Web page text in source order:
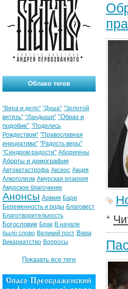
Облако тегов
"Вера и дело" "Душа" "Золотой
витязь" "Ландыши" "Образ и
подобие" "Поделись
Рождеством" "Православная
инициатива" "Радость веры"
"Синдром радости" Аборигены
Аборты и демография
Автокатастрофа Аксиос Акция
Алкоголизм Амурская епархия
Амурское благочиние
Анонсы Армия Бари
Беременность и роды Благовест
Благотворительность
Богословие Брак В начале
было слово Великий пост Вера
Викариатство Вопросы
Показать все теги